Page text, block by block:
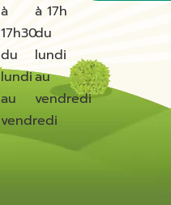
à
17h30
du
lundi
au
vendredi
à 17h
du
lundi
au
vendredi